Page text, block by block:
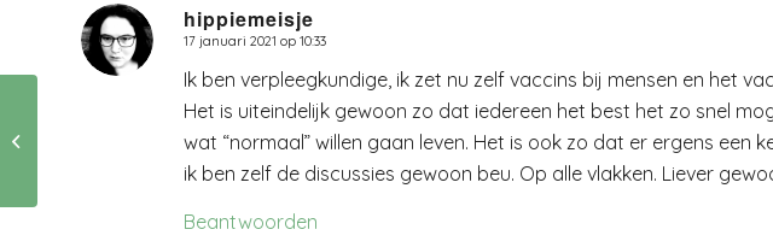
hippiemeisje
zegt:
17 januari 2021 op 10:33
Ik ben verpleegkundige, ik zet nu zelf vaccins bij mensen en het
Het is uiteindelijk gewoon zo dat iedereen het best het zo snel
wat “normaal” willen gaan leven. Het is ook zo dat er ergens een
ik ben zelf de discussies gewoon beu. Op alle vlakken. Liever
Beantwoorden